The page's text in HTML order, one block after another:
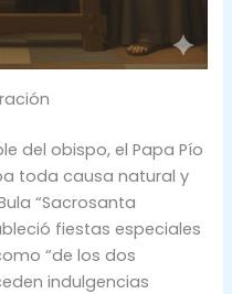
del obispo, el Papa Pío
toda causa natural y
“Sacrosanta
fiestas especiales
“de los dos
indulgencias